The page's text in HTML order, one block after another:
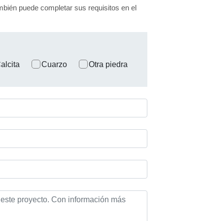
puede completar sus requisitos en el
Cuarzo Otra piedra